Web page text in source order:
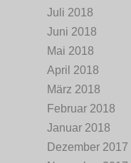
Juli 2018
Juni 2018
Mai 2018
April 2018
März 2018
Februar 2018
Januar 2018
Dezember 2017